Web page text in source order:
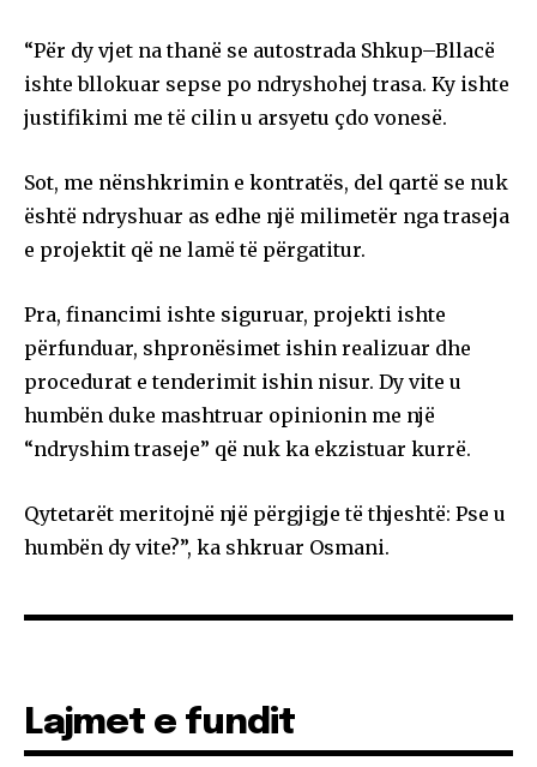
“Për dy vjet na thanë se autostrada Shkup–Bllacë
ishte bllokuar sepse po ndryshohej trasa. Ky ishte
justifikimi me të cilin u arsyetu çdo vonesë.
Sot, me nënshkrimin e kontratës, del qartë se nuk
është ndryshuar as edhe një milimetër nga traseja
e projektit që ne lamë të përgatitur.
Pra, financimi ishte siguruar, projekti ishte
përfunduar, shpronësimet ishin realizuar dhe
procedurat e tenderimit ishin nisur. Dy vite u
humbën duke mashtruar opinionin me një
“ndryshim traseje” që nuk ka ekzistuar kurrë.
Qytetarët meritojnë një përgjigje të thjeshtë: Pse u
humbën dy vite?”, ka shkruar Osmani.
Lajmet e fundit